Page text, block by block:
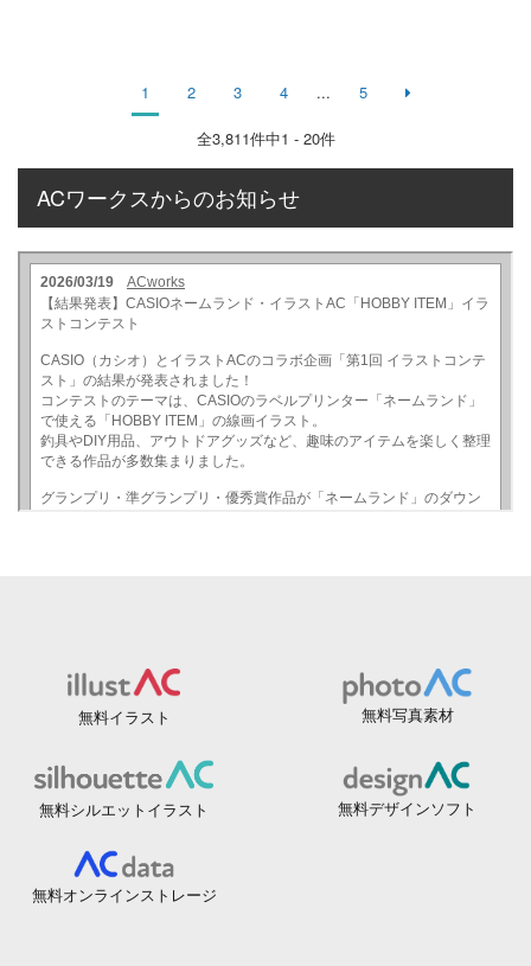
1 2 3 4 ... 5
全3,811件中1 - 20件
ACワークスからのお知らせ
無料イラスト 無料写真素材
無料シルエットイラスト 無料デザインソフト
無料オンラインストレージ